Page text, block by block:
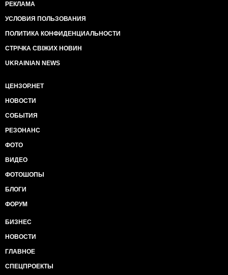
РЕКЛАМА
УСЛОВИЯ ПОЛЬЗОВАНИЯ
ПОЛИТИКА КОНФИДЕНЦИАЛЬНОСТИ
СТРІЧКА СВІЖИХ НОВИН
UKRAINIAN NEWS
ЦЕНЗОР.НЕТ
НОВОСТИ
СОБЫТИЯ
РЕЗОНАНС
ФОТО
ВИДЕО
ФОТОШОПЫ
БЛОГИ
ФОРУМ
БИЗНЕС
НОВОСТИ
ГЛАВНОЕ
СПЕЦПРОЕКТЫ